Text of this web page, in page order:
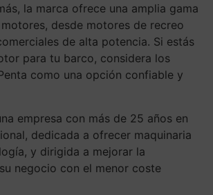
la marca ofrece una amplia gama
desde motores de recreo
de alta potencia. Si estás
para tu barco, considera los
como una opción confiable y
empresa con más de 25 años en
dedicada a ofrecer maquinaria
y dirigida a mejorar la
negocio con el menor coste